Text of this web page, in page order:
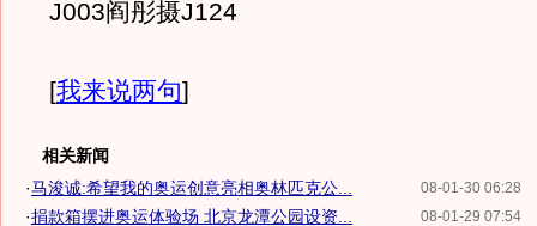
J003阎彤摄J124
[我来说两句]
相关新闻
08-01-30 06:28
·马浚诚:希望我的奥运创意亮相奥林匹克公...
08-01-29 07:54
·捐款箱摆进奥运体验场 北京龙潭公园设资...